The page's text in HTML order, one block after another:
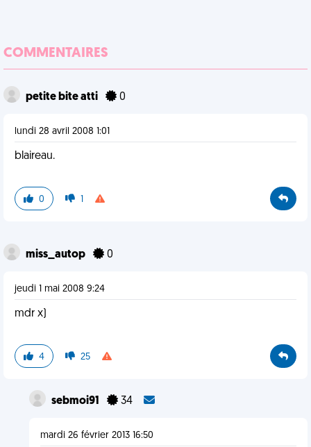
COMMENTAIRES
petite bite atti 0
lundi 28 avril 2008 1:01
blaireau.
0 1
miss_autop 0
jeudi 1 mai 2008 9:24
mdr x)
4 25
sebmoi91 34
mardi 26 février 2013 16:50